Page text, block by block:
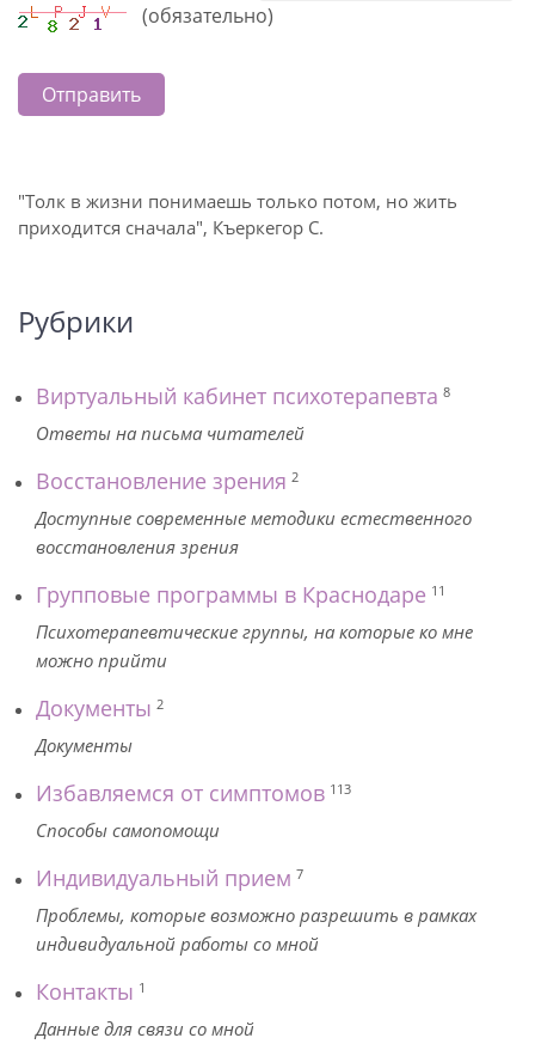
(обязательно)
Отправить
"Толк в жизни понимаешь только потом, но жить
приходится сначала", Къеркегор С.
Рубрики
Виртуальный кабинет психотерапевта 8
Ответы на письма читателей
Восстановление зрения 2
Доступные современные методики естественного
восстановления зрения
Групповые программы в Краснодаре 11
Психотерапевтические группы, на которые ко мне
можно прийти
Документы 2
Документы
Избавляемся от симптомов 113
Способы самопомощи
Индивидуальный прием 7
Проблемы, которые возможно разрешить в рамках
индивидуальной работы со мной
Контакты 1
Данные для связи со мной